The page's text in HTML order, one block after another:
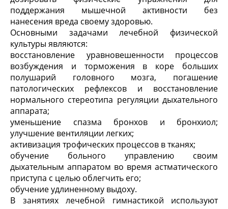
поддержания мышечной активности без
нанесения вреда своему здоровью.
Основными задачами лечебной физической
культуры являются:
восстановление уравновешенности процессов
возбуждения и торможения в коре больших
полушарий головного мозга, погашение
патологических рефлексов и восстановление
нормального стереотипа регуляции дыхательного
аппарата;
уменьшение спазма бронхов и бронхиол;
улучшение вентиляции легких;
активизация трофических процессов в тканях;
обучение больного управлению своим
дыхательным аппаратом во время астматического
приступа с целью облегчить его;
обучение удлиненному выдоху.
В занятиях лечебной гимнастикой используют